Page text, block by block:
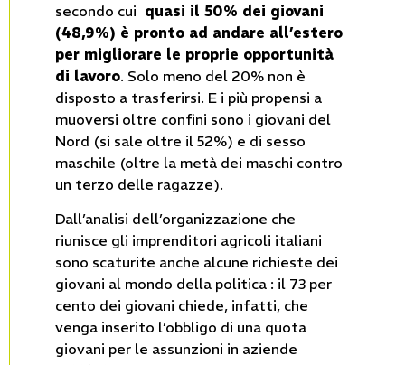
secondo cui quasi il 50% dei giovani
(48,9%) è pronto ad andare all’estero
per migliorare le proprie opportunità
di lavoro. Solo meno del 20% non è
disposto a trasferirsi. E i più propensi a
muoversi oltre confini sono i giovani del
Nord (si sale oltre il 52%) e di sesso
maschile (oltre la metà dei maschi contro
un terzo delle ragazze).
Dall’analisi dell’organizzazione che
riunisce gli imprenditori agricoli italiani
sono scaturite anche alcune richieste dei
giovani al mondo della politica : il 73 per
cento dei giovani chiede, infatti, che
venga inserito l’obbligo di una quota
giovani per le assunzioni in aziende